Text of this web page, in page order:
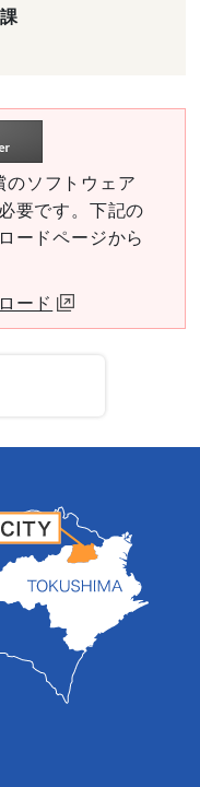
ソフトウェア
要です。下記の
ードページから
ード